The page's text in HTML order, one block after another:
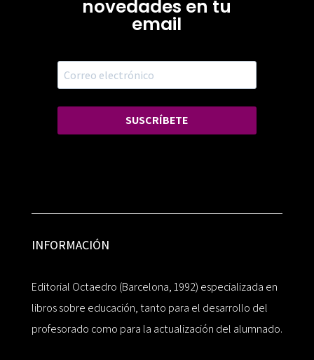
novedades en tu
email
SUSCRÍBETE
INFORMACIÓN
Editorial Octaedro (Barcelona, 1992) especializada en
libros sobre educación, tanto para el desarrollo del
profesorado como para la actualización del alumnado.